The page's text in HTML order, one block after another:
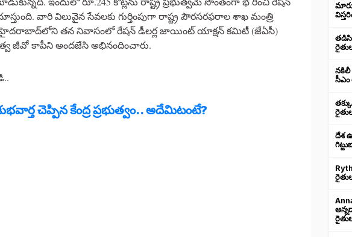
వారి విలువైన సేవలకు గుర్తింపుగా రాష్ట్ర పౌరసరఫరాల శాఖ మంత్రి
హైదరాబాద్‌లోని తన నివాసంలో రేషన్ డీలర్ల జాయింట్ యాక్షన్ కమిటీ (జేఏసీ)
జీవో కాపీని అందజేసి అభినందించారు.
చెప్పిన కేంద్ర ప్రభుత్వం.. అదేమిటంటే?
నకిలీ
సీఎం
దేశ